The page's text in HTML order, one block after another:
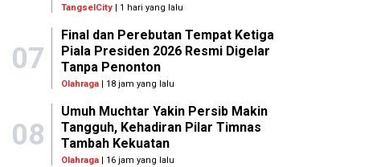
TangselCity | 1 hari yang lalu
07
Final dan Perebutan Tempat Ketiga
Piala Presiden 2026 Resmi Digelar
Tanpa Penonton
Olahraga | 18 jam yang lalu
08
Umuh Muchtar Yakin Persib Makin
Tangguh, Kehadiran Pilar Timnas
Tambah Kekuatan
Olahraga | 16 jam yang lalu